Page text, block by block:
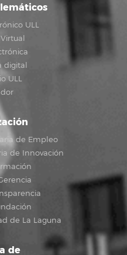
ULL
digital
ULL
de Empleo
de Innovación
de La Laguna
de